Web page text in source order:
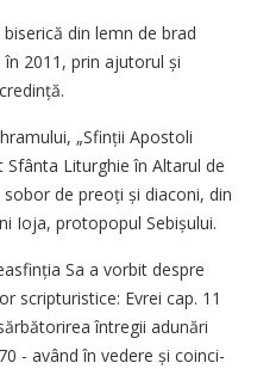
din lemn de brad
2011, prin ajutorul și
„Sfinții Apostoli
Sfânta Liturghie în Altarul de
de preoți și diaconi, din
Ioja, protopopul Sebi­șului.
Sa a vorbit despre
scripturistice: Evrei cap. 11
întregii adunări
- având în vedere și coin­ci­